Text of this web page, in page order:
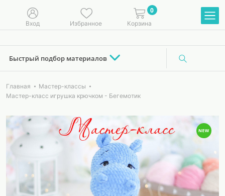
Вход Избранное
0
Корзина
Быстрый подбор материалов
Главная
Мастер-классы
Мастер-класс игрушка крючком - Бегемотик